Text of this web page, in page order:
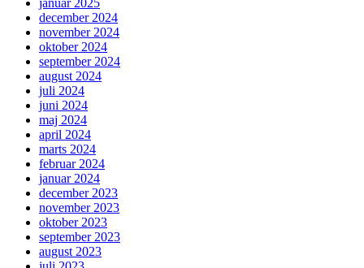
januar 2025
december 2024
november 2024
oktober 2024
september 2024
august 2024
juli 2024
juni 2024
maj 2024
april 2024
marts 2024
februar 2024
januar 2024
december 2023
november 2023
oktober 2023
september 2023
august 2023